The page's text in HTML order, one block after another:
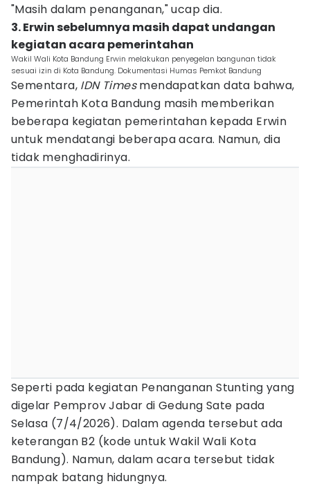
"Masih dalam penanganan," ucap dia.
3. Erwin sebelumnya masih dapat undangan
kegiatan acara pemerintahan
Wakil Wali Kota Bandung Erwin melakukan penyegelan bangunan tidak
sesuai izin di Kota Bandung. Dokumentasi Humas Pemkot Bandung
Sementara, IDN Timesmendapatkan data bahwa,
Pemerintah Kota Bandung masih memberikan
beberapa kegiatan pemerintahan kepada Erwin
untuk mendatangi beberapa acara. Namun, dia
tidak menghadirinya.
Seperti pada kegiatan Penanganan Stunting yang
digelar Pemprov Jabar di Gedung Sate pada
Selasa (7/4/2026). Dalam agenda tersebut ada
keterangan B2 (kode untuk Wakil Wali Kota
Bandung). Namun, dalam acara tersebut tidak
nampak batang hidungnya.